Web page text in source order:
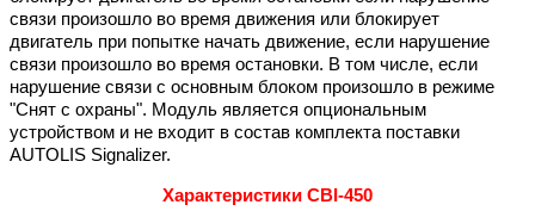
связи произошло во время движения или блокирует
двигатель при попытке начать движение, если нарушение
связи произошло во время остановки. В том числе, если
нарушение связи с основным блоком произошло в режиме
"Снят с охраны". Модуль является опциональным
устройством и не входит в состав комплекта поставки
AUTOLIS Signalizer.
Характеристики CBI-450